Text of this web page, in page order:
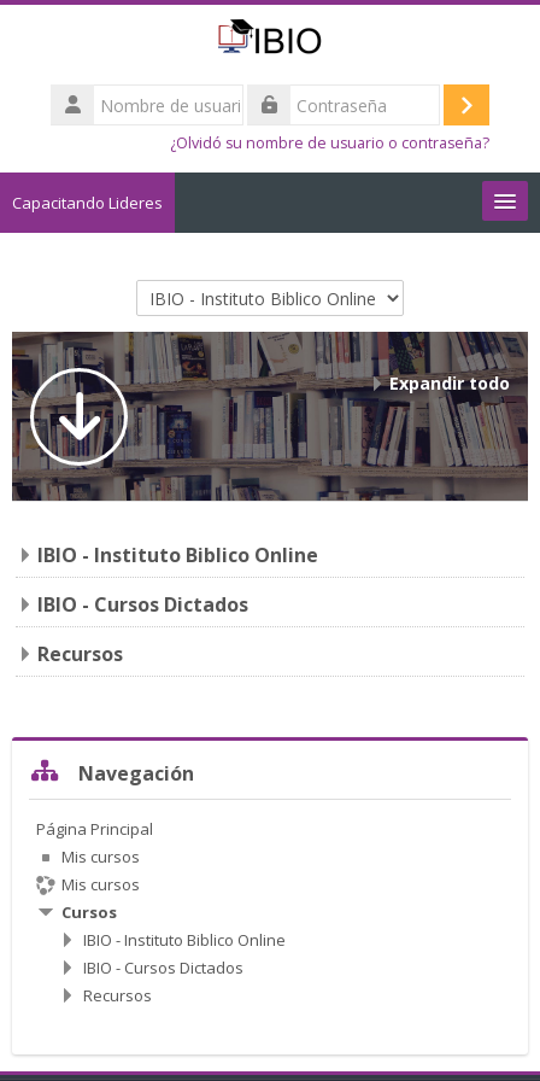
Nombre
de
Acceder
¿Olvidó su nombre de usuario o contraseña?
Capacitando Lideres
Buscar
cursos
Categorías
Expandir todo
IBIO - Instituto Biblico Online
IBIO - Cursos Dictados
Recursos
Navegación
Página Principal
Mis cursos
Mis cursos
Cursos
IBIO - Instituto Biblico Online
IBIO - Cursos Dictados
Recursos